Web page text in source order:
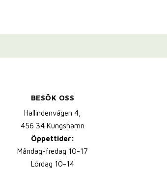
BESÖK OSS
Hallindenvägen 4,
456 34 Kungshamn
Öppettider:
Måndag-fredag 10-17
Lördag 10-14